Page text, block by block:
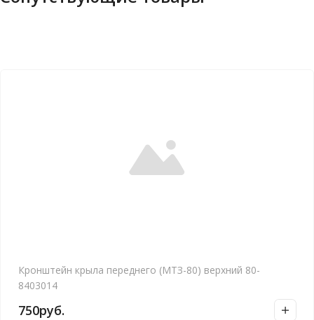
Кронштейн крыла переднего (МТЗ-80) верхний 80-
8403014
750руб.